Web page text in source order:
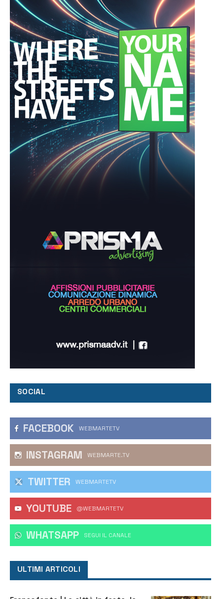
SOCIAL
FACEBOOK WEBMARTETV
INSTAGRAM WEBMARTE.TV
TWITTER WEBMARTETV
YOUTUBE @WEBMARTETV
WHATSAPP ‎SEGUI IL CANALE
ULTIMI ARTICOLI